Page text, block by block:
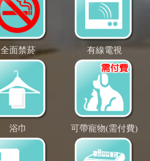
全面禁菸 有線電視
浴巾 可帶寵物(需付費)